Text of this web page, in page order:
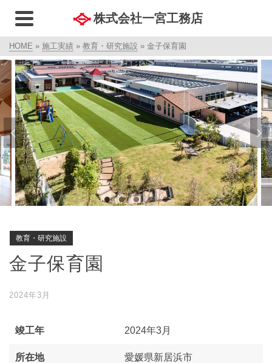
株式会社一宮工務店
HOME » 施工実績 » 教育・研究施設 » 金子保育園
教育・研究施設
金子保育園
2024年3月
竣工年 2024年3月
所在地 愛媛県新居浜市